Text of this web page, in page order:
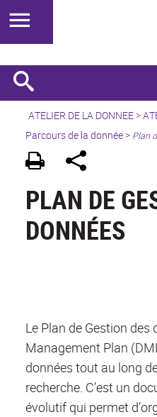
ATELIER DE LA DONNEE>
Parcours de la donnée> Plan
PLAN DE
DONNÉES
Le Plan de Gestion des
Management Plan
données tout au long
recherche. C’est un
évolutif qui permet